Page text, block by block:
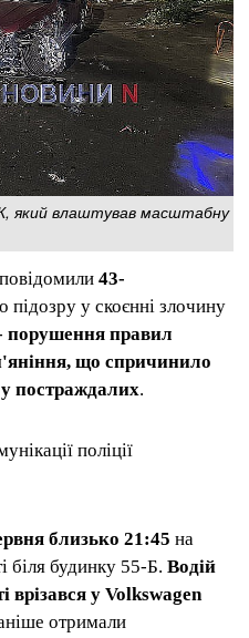
який влаштував масштабну
повідомили 43-
підозру у скоєнні злочину
порушення правил
що спричинило
постраждалих.
поліції
близько 21:45 на
біля будинку 55-Б. Водій
врізався у Volkswagen
отримали